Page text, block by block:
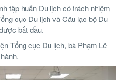
tập huấn Du lịch có trách nhiệm
cục Du lịch và Câu lạc bộ Du
bắt đầu.
Tổng cục Du lịch, bà Phạm Lê